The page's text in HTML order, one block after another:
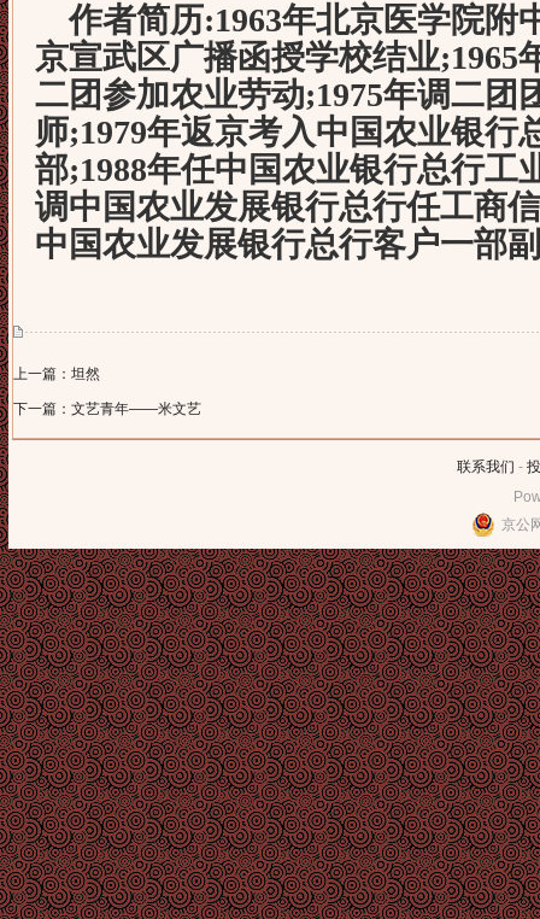
作者简历:1963年北京医学院附
京宣武区广播函授学校结业;1965
二团参加农业劳动;1975年调二团
师;1979年返京考入中国农业银行
部;1988年任中国农业银行总行工
调中国农业发展银行总行任工商
中国农业发展银行总行客户一部
上一篇：坦然
下一篇：文艺青年——米文艺
联系我们 -
京公